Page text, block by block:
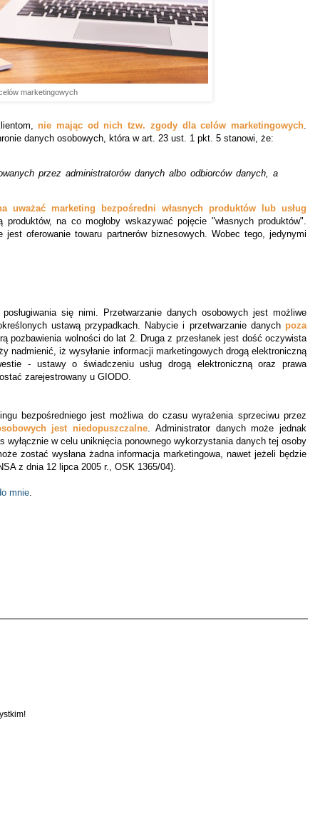
marketingowych
nie mając od nich tzw. zgody dla celów marketingowych
danych osobowych, która w art. 23 ust. 1 pkt. 5 stanowi, że:
przez administratorów danychalbo odbiorców danych, a
uważać marketing bezpośredni własnych produktów lub usług
na co mogłoby wskazywać pojęcie "własnych produktów".
oferowanie towaru partnerów biznesowych. Wobec tego, jedynymi
się nimi. Przetwarzanie danych osobowych jest możliwe
ustawą przypadkach. Nabycie i przetwarzanie danych poza
pozbawienia wolności do lat 2. Druga z przesłanek jest dość oczywista
nadmienić, iż wysyłanie informacji marketingowych drogą elektroniczną
- ustawy o świadczeniu usług drogą elektroniczną oraz prawa
zarejestrowany u GIODO.
bezpośredniego jest możliwa do czasu wyrażenia sprzeciwu przez
jest niedopuszczalne Administrator danychmoże jednak
w celu uniknięcia ponownego wykorzystania danychtej osoby
zostać wysłana żadna informacja marketingowa, nawet jeżeli będzie
z dnia 12 lipca 2005 r., OSK 1365/04).
mnie